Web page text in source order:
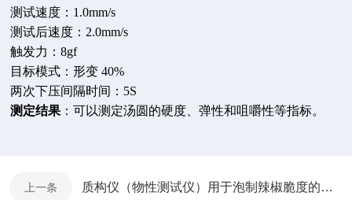
测试速度：1.0mm/s
测试后速度：2.0mm/s
触发力：8gf
目标模式：形变 40%
两次下压间隔时间：5S
测定结果 ：可以测定汤圆的硬度、弹性和咀嚼性等指标。
上一条 质构仪（物性测试仪）用于泡制辣椒脆度的测定